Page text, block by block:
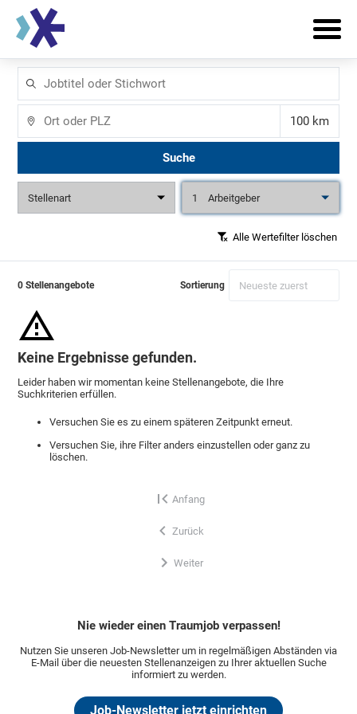
oder
Stichwort
Entfernung
Suche
Stellenart 1 Arbeitgeber
Alle Wertefilter löschen
0 Stellenangebote Sortierung
Keine Ergebnisse gefunden.
Leider haben wir momentan keine Stellenangebote, die Ihre
Suchkriterien erfüllen.
Versuchen Sie es zu einem späteren Zeitpunkt erneut.
Versuchen Sie, ihre Filter anders einzustellen oder ganz zu
löschen.
Anfang
Zurück
Weiter
Nie wieder einen Traumjob verpassen!
Nutzen Sie unseren Job-Newsletter um in regelmäßigen Abständen via
E-Mail über die neuesten Stellenanzeigen zu Ihrer aktuellen Suche
informiert zu werden.
Job-Newsletter jetzt einrichten